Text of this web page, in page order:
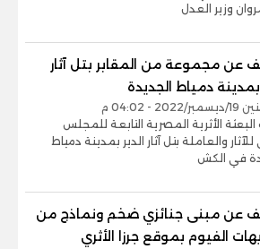
وزير العدل
عن مجموعة من المقابر بتل آثار
بمدينة دمياط الجديدة
2022 - 04:02 م
الأثرية المصرية التابعة للمجلس
للآثار والعاملة بتل آثار الدير بمدينة دمياط
في الكش
عن مبنى جنائزي ضخم ونماذج من
الفيوم بموقع جرزا الأثري